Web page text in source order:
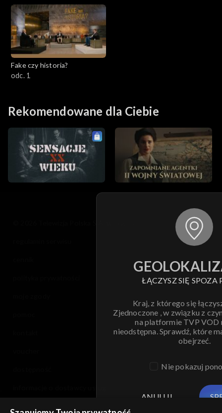
Fake czy historia?
odc. 1
Rekomendowane dla Ciebie
ŁĄCZYSZ SIĘ SPOZA
Kraj, z którego się
Zjednoczone , w związku z
na platformie TVP VOD
nieodstępna. Sprawdź, które
obejrzeć.
Nie pokazuj
ANULUJ